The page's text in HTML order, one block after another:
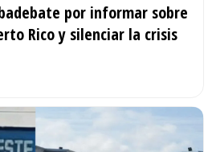
por informar sobre
Rico y silenciar la crisis